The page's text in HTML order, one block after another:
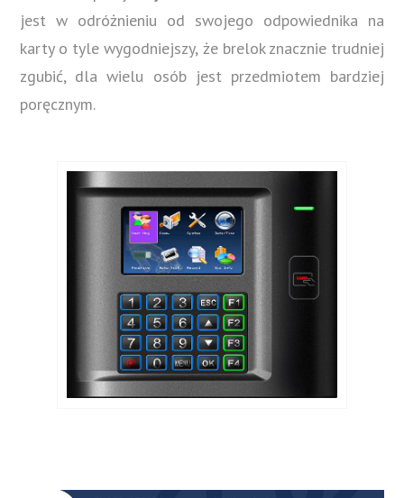
jest w odróżnieniu od swojego odpowiednika na
karty o tyle wygodniejszy, że brelok znacznie trudniej
zgubić, dla wielu osób jest przedmiotem bardziej
poręcznym.